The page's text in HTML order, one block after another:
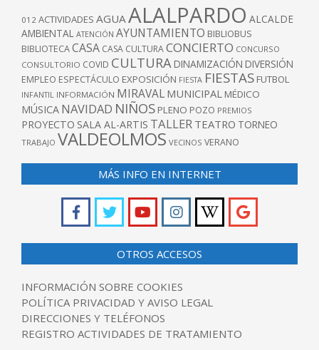
012 ACTIVIDADES AGUAALALPARDO ALCALDE
AMBIENTAL ATENCIÓN AYUNTAMIENTO BIBLIOBUS
BIBLIOTECACASA CASA CULTURACONCIERTO CONCURSO
CONSULTORIO COVID CULTURA DINAMIZACIÓN DIVERSIÓN
EMPLEO ESPECTÁCULO EXPOSICIÓN FIESTA FIESTAS FUTBOL
INFANTIL INFORMACIÓN MIRAVAL MUNICIPAL MÉDICO
MÚSICA NAVIDAD NIÑOS PLENO POZO PREMIOS
PROYECTO SALA AL-ARTIS TALLER TEATRO TORNEO
TRABAJO VALDEOLMOS VECINOS VERANO
MÁS INFO EN INTERNET
OTROS ACCESOS
INFORMACIÓN SOBRE COOKIES
POLÍTICA PRIVACIDAD Y AVISO LEGAL
DIRECCIONES Y TELÉFONOS
REGISTRO ACTIVIDADES DE TRATAMIENTO